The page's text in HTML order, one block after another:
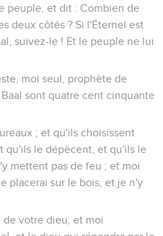
peuple, et dit : Combien de
deux côtés ? Si l'Éternel est
suivez-le ! Et le peuple ne lui
moi seul, prophète de
sont quatre cent cinquante
; et qu'ils choisissent
qu'ils le dépècent, et qu'ils le
mettent pas de feu ; et moi
placerai sur le bois, et je n'y
de votre dieu, et moi